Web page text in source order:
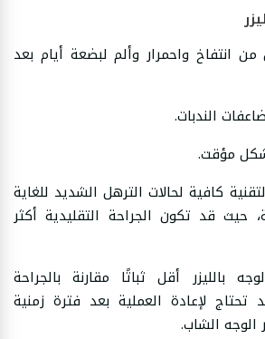
انتفاخ واحمرار وألم لبضعة أيام بعد
الندبات.
مؤقت.
كافية لحالات الترهل الشديد للغاية
حيث قد تكون الجراحة التقليدية أكثر
بالليزر أقل ثباتًا مقارنة بالجراحة
تحتاج لإعادة العملية بعد فترة زمنية
الشاب.